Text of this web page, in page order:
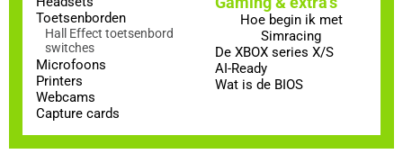
Toetsenborden
Hall Effect toetsenbord
switches
Microfoons
Printers
Webcams
Capture cards
Hoe begin ik met
Simracing
De XBOX series X/S
AI-Ready
Wat is de BIOS